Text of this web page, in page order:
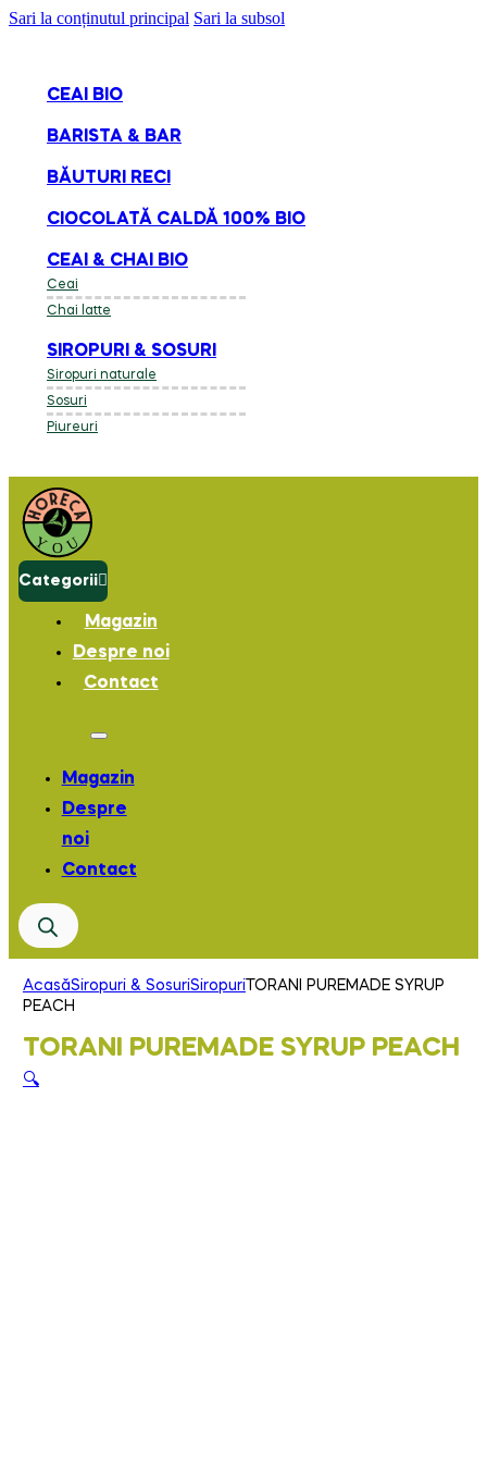
Sari la conținutul principal Sari la subsol
CEAI BIO
BARISTA & BAR
BĂUTURI RECI
CIOCOLATĂ CALDĂ 100% BIO
CEAI & CHAI BIO
Ceai
Chai latte
SIROPURI & SOSURI
Siropuri naturale
Sosuri
Piureuri
Categorii
Magazin
Despre noi
Contact
Magazin
Despre
noi
Contact
AcasăSiropuri & SosuriSiropuri TORANI PUREMADE SYRUP
PEACH
TORANI PUREMADE SYRUP PEACH
🔍